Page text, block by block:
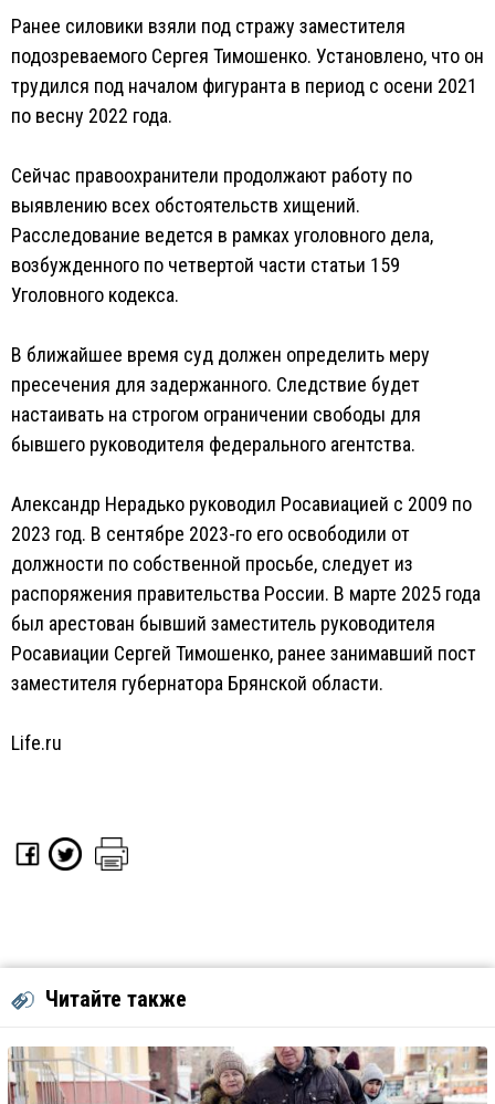
Ранее силовики взяли под стражу заместителя
подозреваемого Сергея Тимошенко. Установлено, что он
трудился под началом фигуранта в период с осени 2021
по весну 2022 года.
Сейчас правоохранители продолжают работу по
выявлению всех обстоятельств хищений.
Расследование ведется в рамках уголовного дела,
возбужденного по четвертой части статьи 159
Уголовного кодекса.
В ближайшее время суд должен определить меру
пресечения для задержанного. Следствие будет
настаивать на строгом ограничении свободы для
бывшего руководителя федерального агентства.
Александр Нерадько руководил Росавиацией с 2009 по
2023 год. В сентябре 2023-го его освободили от
должности по собственной просьбе, следует из
распоряжения правительства России. В марте 2025 года
был арестован бывший заместитель руководителя
Росавиации Сергей Тимошенко, ранее занимавший пост
заместителя губернатора Брянской области.
Life.ru
Читайте также